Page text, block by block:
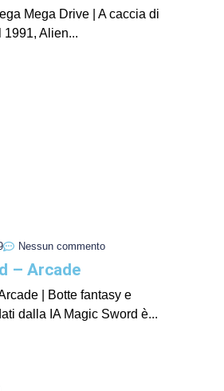
Mega Drive | A caccia di
Alien...
Nessun commento
– Arcade
| Botte fantasy e
dalla IA Magic Sword è...